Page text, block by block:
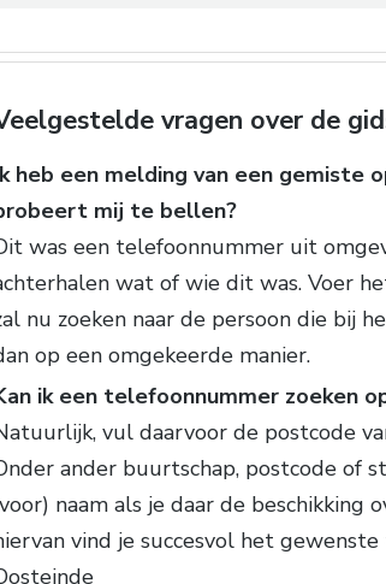
vragen over de
heb een melding van een gemiste
mij te bellen?
was een telefoonnummer uit
wat of wie dit was. Voer
nu zoeken naar de persoon die bij
op een omgekeerde manier.
ik een telefoonnummer zoeken
vul daarvoor de postcode
ander buurtschap, postcode of
naam als je daar de beschikking
vind je succesvol het